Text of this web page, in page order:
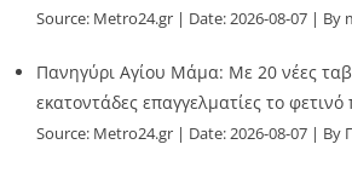
Source: Metro24.gr Date: 2026-08-07 By
Πανηγύρι Αγίου Μάμα: Με 20 νέες
εκατοντάδες επαγγελματίες το φετινό
Source: Metro24.gr Date: 2026-08-07 By